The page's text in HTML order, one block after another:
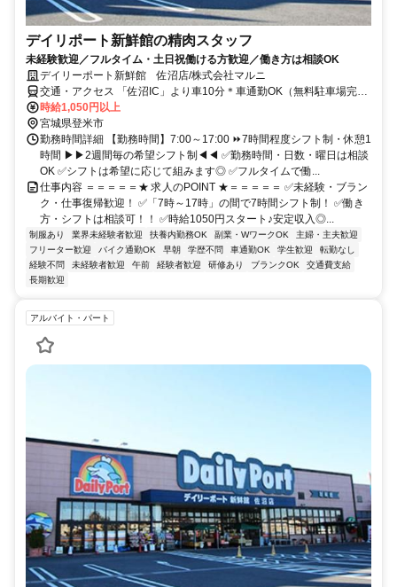
デイリポート新鮮館の精肉スタッフ
未経験歓迎／フルタイム・土日祝働ける方歓迎／働き方は相談OK
デイリーポート新鮮館 佐沼店/株式会社マルニ
交通・アクセス 「佐沼IC」より車10分＊車通勤OK（無料駐車場完
備）
時給1,050円以上
宮城県登米市
勤務時間詳細 【勤務時間】7:00～17:00 ⏩7時間程度シフト制・休憩1
時間 ▶▶2週間毎の希望シフト制◀◀ ✅勤務時間・日数・曜日は相談
OK ✅シフトは希望に応じて組みます◎ ✅フルタイムで働...
仕事内容 ＝＝＝＝＝★ 求人のPOINT ★＝＝＝＝＝ ✅未経験・ブラン
ク・仕事復帰歓迎！ ✅「7時～17時」の間で7時間シフト制！ ✅働き
方・シフトは相談可！！ ✅時給1050円スタート♪安定収入◎...
制服あり 業界未経験者歓迎 扶養内勤務OK 副業・WワークOK
主婦・主夫歓迎
フリーター歓迎
バイク通勤OK 早朝 学歴不問 車通勤OK 学生歓迎
転勤なし
経験不問
未経験者歓迎 午前 経験者歓迎 研修あり ブランクOK
交通費支給
長期歓迎
アルバイト・パート